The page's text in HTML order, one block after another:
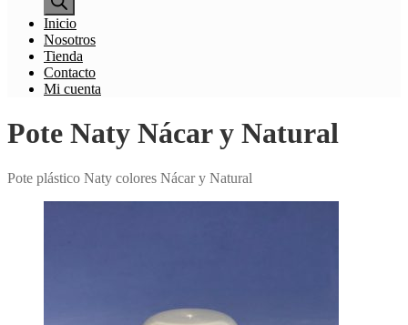
Inicio
Nosotros
Tienda
Contacto
Mi cuenta
Pote Naty Nácar y Natural
Pote plástico Naty colores Nácar y Natural